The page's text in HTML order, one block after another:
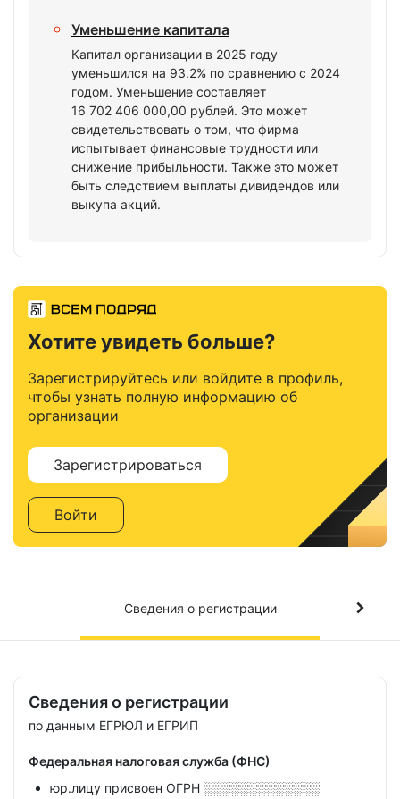
Уменьшение капитала
Капитал организации в 2025 году
уменьшился на 93.2% по сравнению с 2024
годом. Уменьшение составляет
16 702 406 000,00 рублей. Это может
свидетельствовать о том, что фирма
испытывает финансовые трудности или
снижение прибыльности. Также это может
быть следствием выплаты дивидендов или
выкупа акций.
Хотите увидеть больше?
Зарегистрируйтесь или войдите в профиль,
чтобы узнать полную информацию об
организации
Зарегистрироваться
Войти
Сведения о регистрации
Сведения о регистрации
по данным ЕГРЮЛ и ЕГРИП
Федеральная налоговая служба (ФНС)
юр.лицу присвоен ОГРН ░░░░░░░░░░░░░